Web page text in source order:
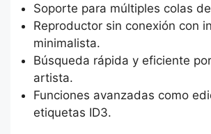
Soporte para múltiples colas
Reproductor sin conexión con
minimalista.
Búsqueda rápida y eficiente
artista.
Funciones avanzadas como
etiquetas ID3.